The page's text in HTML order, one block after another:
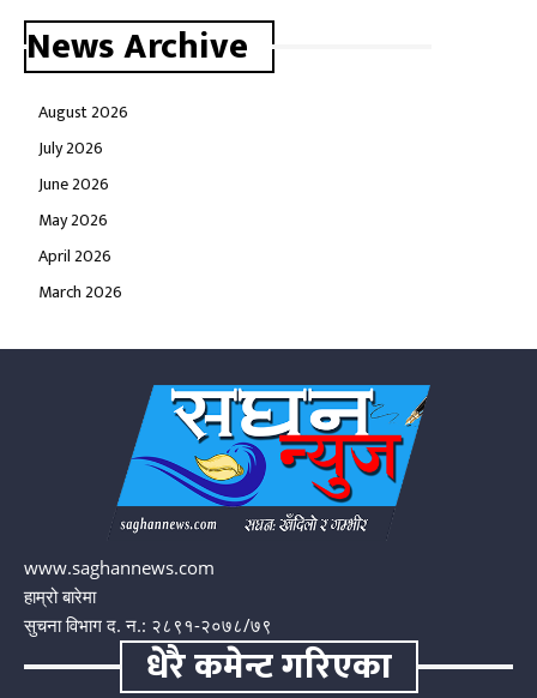
News Archive
August 2026
July 2026
June 2026
May 2026
April 2026
March 2026
www.saghannews.com
हाम्रो बारेमा
सुचना विभाग द. न.: २८९१-२०७८/७९
धेरै कमेन्ट गरिएका